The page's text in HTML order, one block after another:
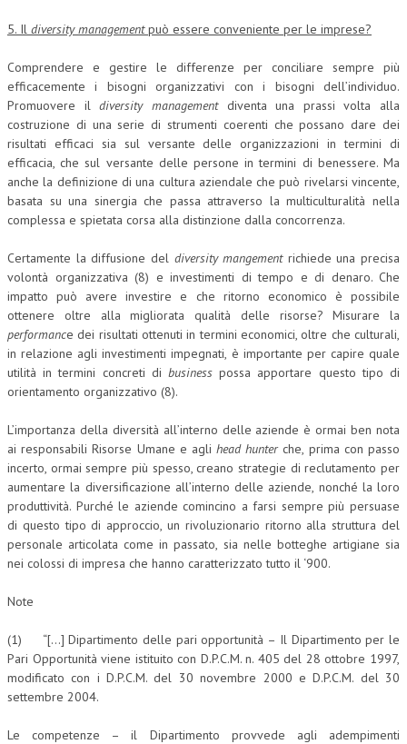
5. Il diversity managementpuò essere conveniente per le imprese?
Comprendere e gestire le differenze per conciliare sempre più
efficacemente i bisogni organizzativi con i bisogni dell’individuo.
Promuovere ildiversity managementdiventa una prassi volta alla
costruzione di una serie di strumenti coerenti che possano dare dei
risultati efficaci sia sul versante delle organizzazioni in termini di
efficacia, che sul versante delle persone in termini di benessere. Ma
anche la definizione di una cultura aziendale che può rivelarsi vincente,
basata su una sinergia che passa attraverso la multiculturalità nella
complessa e spietata corsa alla distinzione dalla concorrenza.
Certamente la diffusione del diversity mangementrichiede una precisa
volontà organizzativa (8) e investimenti di tempo e di denaro. Che
impatto può avere investire e che ritorno economico è possibile
ottenere oltre alla migliorata qualità delle risorse? Misurare la
performance dei risultati ottenuti in termini economici, oltre che culturali,
in relazione agli investimenti impegnati, è importante per capire quale
utilità in termini concreti di business possa apportare questo tipo di
orientamento organizzativo (8).
L’importanza della diversità all’interno delle aziende è ormai ben nota
ai responsabili Risorse Umane e aglihead hunterche, prima con passo
incerto, ormai sempre più spesso, creano strategie di reclutamento per
aumentare la diversificazione all’interno delle aziende, nonché la loro
produttività. Purché le aziende comincino a farsi sempre più persuase
di questo tipo di approccio, un rivoluzionario ritorno alla struttura del
personale articolata come in passato, sia nelle botteghe artigiane sia
nei colossi di impresa che hanno caratterizzato tutto il ‘900.
Note
(1) “[…] Dipartimento delle pari opportunità – Il Dipartimento per le
Pari Opportunità viene istituito con D.P.C.M. n. 405 del 28 ottobre 1997,
modificato con i D.P.C.M. del 30 novembre 2000 e D.P.C.M. del 30
settembre 2004.
Le competenze – il Dipartimento provvede agli adempimenti